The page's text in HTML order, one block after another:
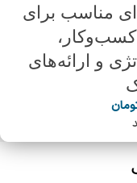
مناسب برای
و ارائه‌های